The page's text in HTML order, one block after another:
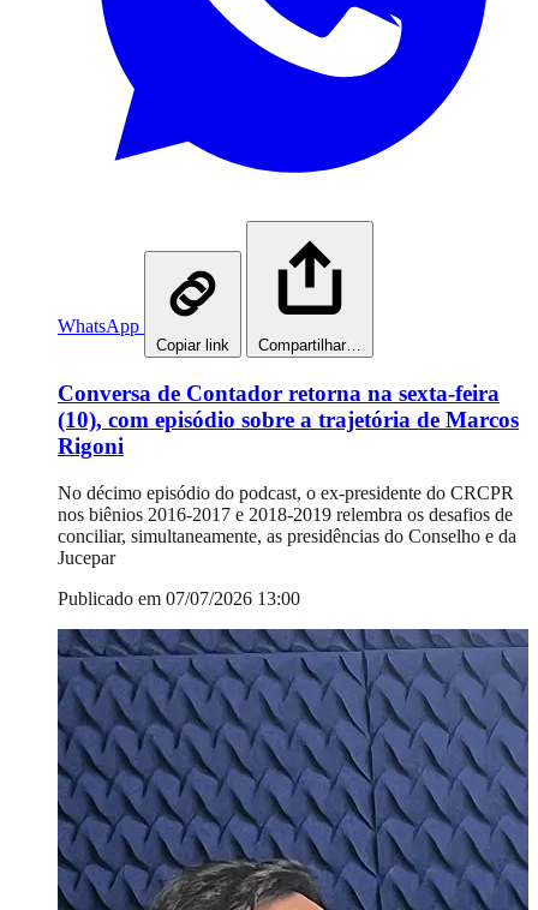
WhatsApp
Copiar link Compartilhar…
Conversa de Contador retorna na sexta-feira
(10), com episódio sobre a trajetória de Marcos
Rigoni
No décimo episódio do podcast, o ex-presidente do CRCPR
nos biênios 2016-2017 e 2018-2019 relembra os desafios de
conciliar, simultaneamente, as presidências do Conselho e da
Jucepar
Publicado em 07/07/2026 13:00